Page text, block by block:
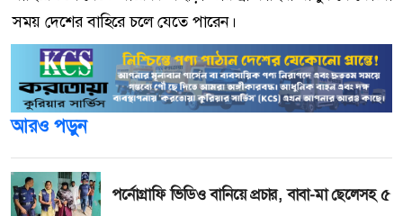
সময় দেশের বাহিরে চলে যেতে পারেন।
আরও পড়ুন
পর্নোগ্রাফি ভিডিও বানিয়ে প্রচার, বাবা-মা ছেলেসহ ৫